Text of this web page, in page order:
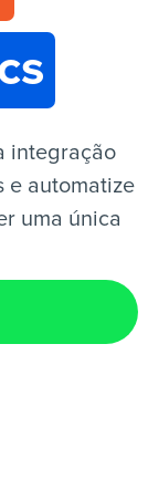
integração
e automatize
uma única